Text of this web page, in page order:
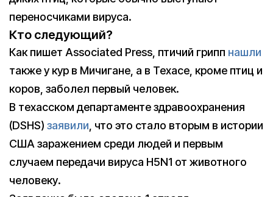
переносчиками вируса.
Кто следующий?
Как пишет Associated Press, птичий грипп нашли
также у кур в Мичигане, а в Техасе, кроме птиц и
коров, заболел первый человек.
В техасском департаменте здравоохранения
(DSHS) заявили, что это стало вторым в истории
США заражением среди людей и первым
случаем передачи вируса H5N1 от животного
человеку.